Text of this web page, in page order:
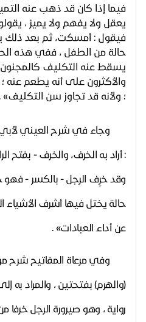
فيما إذا كان قد ذهب عنه
يعقل ولا يفهم ولا يميز ،
فيقول : أمسكت، ثم بعد ذلك
حالة من الطفل ، ففي هذه
يسقط عنه التكليف كالمجنون ؛
والأكثرون على أنه يطعم عنه
؛ ولأنه قد تجاوز سن التكليف» .
وجاء في شرح العيني لأبي
: أراد به الخرف، والخرف - بفتح
وقد خرِف الرجل - بالكسر - فهو
حالة يختل فيها أشرف الأشياء
عن أداء العبادات» .
وفي مرعاة المفاتيح شرح
(والهرم) بفتحتين ، والمراد به
رواية ، وهو صيرورة الرجل